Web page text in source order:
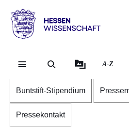
Hessen
Wissenschaft
A-Z
Buntstift-Stipendium
Pressekontakt